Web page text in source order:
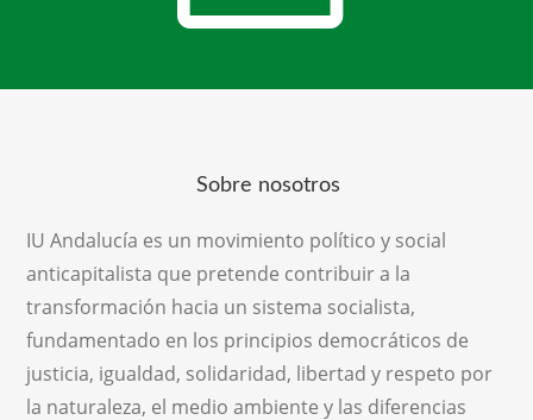
Sobre nosotros
IU Andalucía es un movimiento político y social
anticapitalista que pretende contribuir a la
transformación hacia un sistema socialista,
fundamentado en los principios democráticos de
justicia, igualdad, solidaridad, libertad y respeto por
la naturaleza, el medio ambiente y las diferencias